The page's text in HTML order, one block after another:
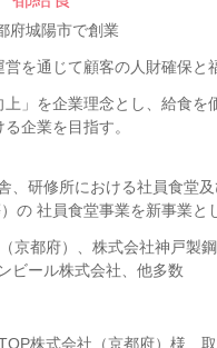
城陽市で創業
を通じて顧客の人財確保と
上」を企業理念とし、給食
企業を目指す。
、研修所における社員食堂
の 社員食堂事業を新事業と
京都府）、株式会社神戸製
ビール株式会社、他多数
株式会社（京都府）様